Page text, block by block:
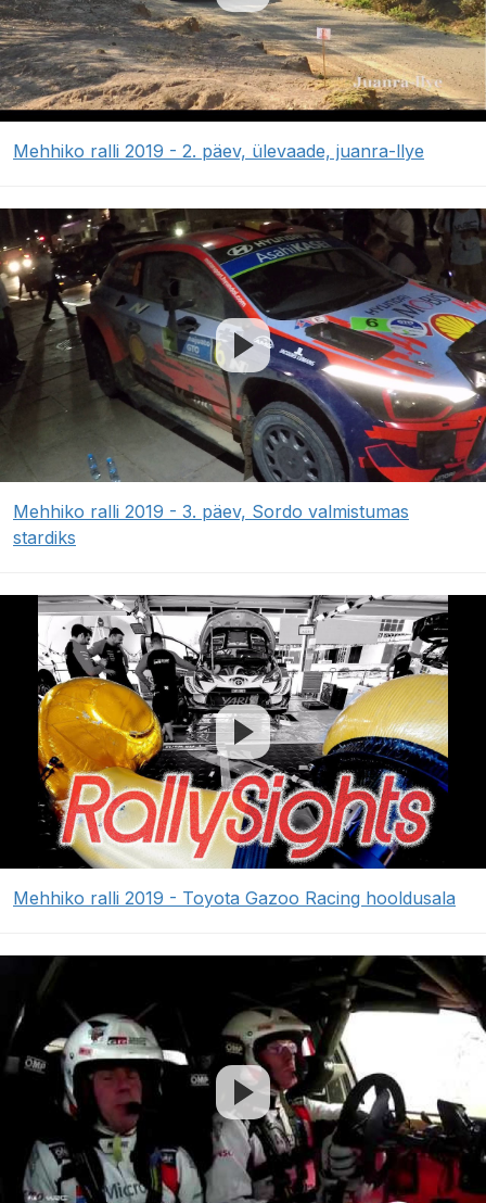
Mehhiko ralli 2019 - 2. päev, ülevaade, juanra-llye
Mehhiko ralli 2019 - 3. päev, Sordo valmistumas
stardiks
Mehhiko ralli 2019 - Toyota Gazoo Racing hooldusala